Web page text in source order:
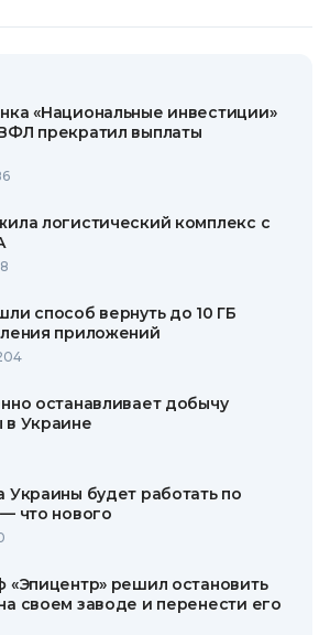
«Национальные инвестиции»
прекратил выплаты
логистический комплекс с
способ вернуть до 10 ГБ
приложений
останавливает добычу
Украине
Украины будет работать по
что нового
«Эпицентр» решил остановить
своем заводе и перенести его